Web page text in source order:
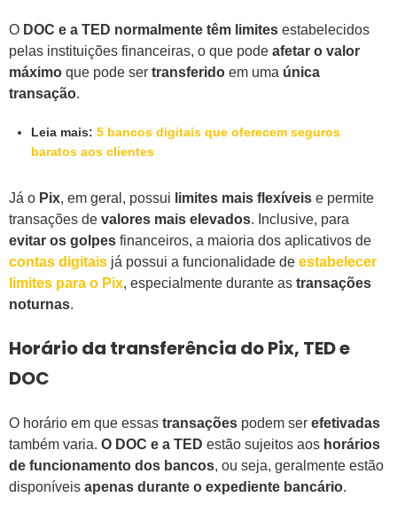
O DOC e a TED normalmente têm limites estabelecidos
pelas instituições financeiras, o que pode afetar o valor
máximo que pode ser transferido em uma única
transação.
Leia mais: 5 bancos digitais que oferecem seguros
baratos aos clientes
Já o Pix, em geral, possui limites mais flexíveis e permite
transações de valores mais elevados. Inclusive, para
evitar os golpes financeiros, a maioria dos aplicativos de
contas digitais já possui a funcionalidade de estabelecer
limites para o Pix, especialmente durante as transações
noturnas.
Horário da transferência do Pix, TED e
DOC
O horário em que essas transações podem ser efetivadas
também varia. O DOC e a TED estão sujeitos aos horários
de funcionamento dos bancos, ou seja, geralmente estão
disponíveis apenas durante o expediente bancário.